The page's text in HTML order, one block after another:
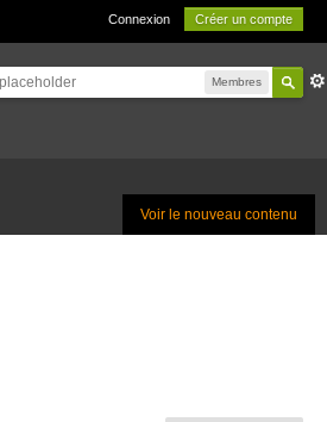
Connexion Créer un compte
Membres
Voir le nouveau contenu